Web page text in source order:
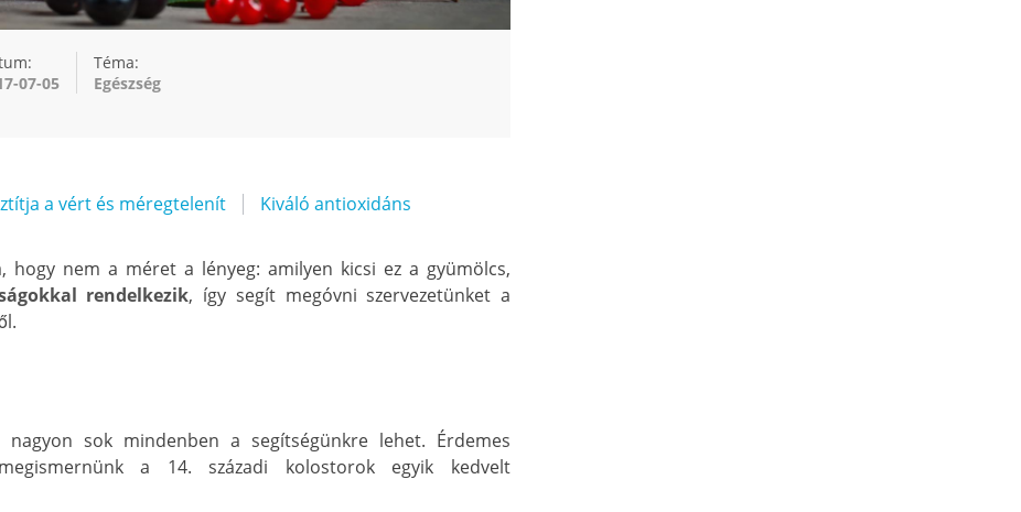
07-05
Téma:
Egészség
a vért és méregtelenít Kiváló antioxidáns
hogy nem a méret a lényeg: amilyen kicsi ez a gyümölcs,
rendelkezik, így segít megóvni szervezetünket a
sok mindenben a segítségünkre lehet. Érdemes
a 14. századi kolostorok egyik kedvelt